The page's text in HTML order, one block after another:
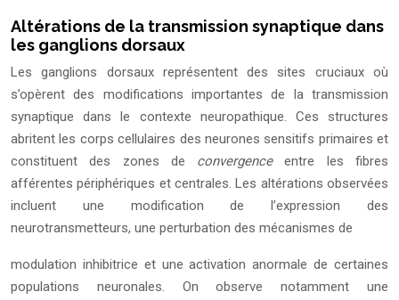
Altérations de la transmission synaptique dans
les ganglions dorsaux
Les ganglions dorsaux représentent des sites cruciaux où
s’opèrent des modifications importantes de la transmission
synaptique dans le contexte neuropathique. Ces structures
abritent les corps cellulaires des neurones sensitifs primaires et
constituent des zones de convergenceentre les fibres
afférentes périphériques et centrales. Les altérations observées
incluent une modification de l’expression des
neurotransmetteurs, une perturbation des mécanismes de
modulation inhibitrice et une activation anormale de certaines
populations neuronales. On observe notamment une